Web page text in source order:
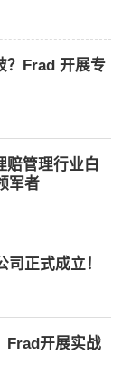
？Frad 开展专
赔管理行业白
军者
正式成立！
Frad开展实战